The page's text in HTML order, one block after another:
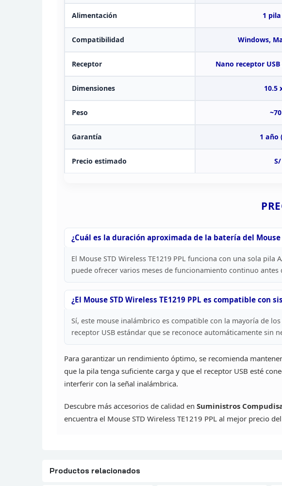
Alimentación 1
Compatibilidad Windows,
Receptor Nano receptor
Dimensiones 10.5
Peso
Garantía 1 año
Precio estimado
¿Cuál es la duración aproximada de la batería del Mouse
El Mouse STD Wireless TE1219 PPL funciona con una sola pila
puede ofrecer varios meses de funcionamiento continuo antes
¿El Mouse STD Wireless TE1219 PPL es compatible con
Sí, este mouse inalámbrico es compatible con la mayoría de
receptor USB estándar que se reconoce automáticamente sin
Para garantizar un rendimiento óptimo, se recomienda
que la pila tenga suficiente carga y que el receptor USB esté
interferir con la señal inalámbrica.
Descubre más accesorios de calidad en Suministros
encuentra el Mouse STD Wireless TE1219 PPL al mejor precio del
Productos relacionados